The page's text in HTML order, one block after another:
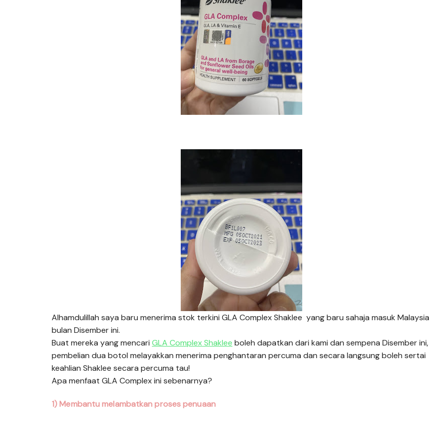
Alhamdulillah saya baru menerima stok terkini GLA Complex Shaklee yang baru sahaja masuk Malaysia
bulan Disember ini.
Buat mereka yang mencari GLA Complex Shaklee boleh dapatkan dari kami dan sempena Disember ini,
pembelian dua botol melayakkan menerima penghantaran percuma dan secara langsung boleh sertai
keahlian Shaklee secara percuma tau!
Apa menfaat GLA Complex ini sebenarnya?
1) Membantu melambatkan proses penuaan